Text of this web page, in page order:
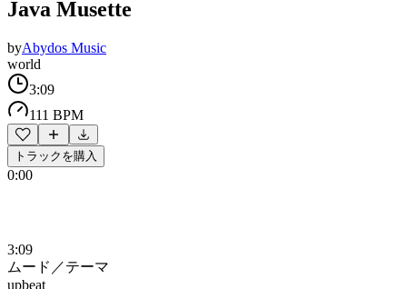
Java Musette
byAbydos Music
world
3:09
111 BPM
トラックを購入
0:00
3:09
ムード／テーマ
upbeat